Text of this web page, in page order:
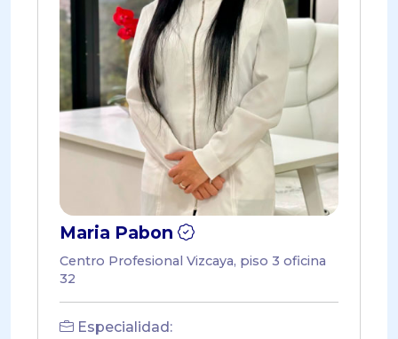
Maria Pabon
Centro Profesional Vizcaya, piso 3 oficina
32
Especialidad: